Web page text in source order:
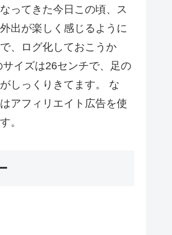
ってきた今日この頃、ス
出が楽しく感じるように
、ログ化しておこうか
サイズは26センチで、足の
しっくりきてます。 な
アフィリエイト広告を使
。